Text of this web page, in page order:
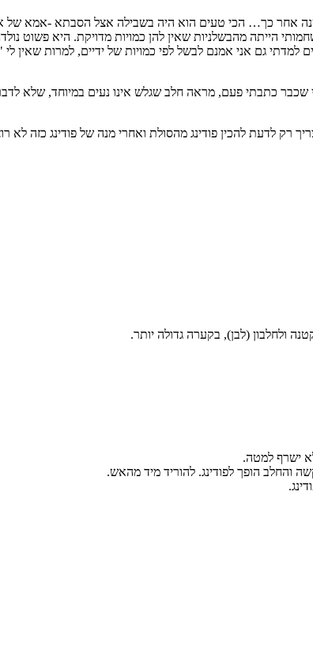
הזה אני מקדישה לביתי טליה שאוהבת אותו עד היום – יותר מ 30 שנה אחר כך… הכי
הייתה מהבשלניות שאין להן כמויות מדויקת. היא פשוט
גם אני אמנם לבשל לפי כמויות של ידיים, למרות
שכבר כתבתי פעם, מראה חלב שגלש אינו נעים במיוחד, שלא
רק לדעת להכין פודינג מהסולת ואחרי מנה של פודינג כזה
ולחלבון (לבן), בקערה גדולה יותר.
ישרף למטה.
והחלב הופך לפודינג. להוריד מיד מהאש.